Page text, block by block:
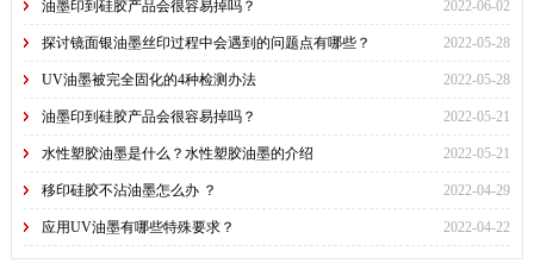
2022-06-02
油墨印到硅胶产品会很容易掉吗？
2022-05-28
探讨镜面银油墨丝印过程中会遇到的问题点有哪些？
2022-05-28
UV油墨被完全固化的4种检测办法
2022-05-21
油墨印到硅胶产品会很容易掉吗？
2022-05-21
水性塑胶油墨是什么？水性塑胶油墨的介绍
2022-04-29
移印硅胶不沾油墨怎么办 ？
2022-04-22
应用UV油墨有哪些特殊要求？